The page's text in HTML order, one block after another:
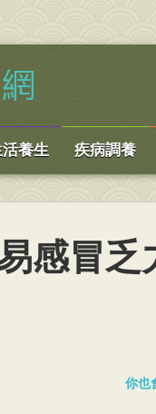
養生 疾病調養
感冒乏
你也